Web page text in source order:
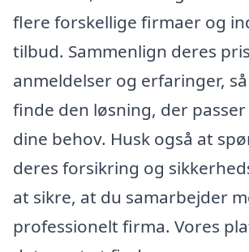
flere forskellige firmaer og
tilbud. Sammenlign deres
anmeldelser og erfaringer,
finde den løsning, der
dine behov. Husk også at
deres forsikring og
at sikre, at du samarbejder
professionelt firma. Vores